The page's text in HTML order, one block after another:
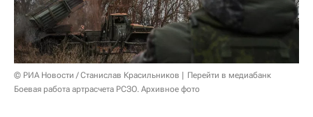
© РИА Новости / Станислав Красильников
Перейти в медиабанк
Боевая работа артрасчета РСЗО. Архивное фото